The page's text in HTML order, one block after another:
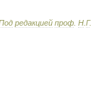
редакцией проф Н Г.